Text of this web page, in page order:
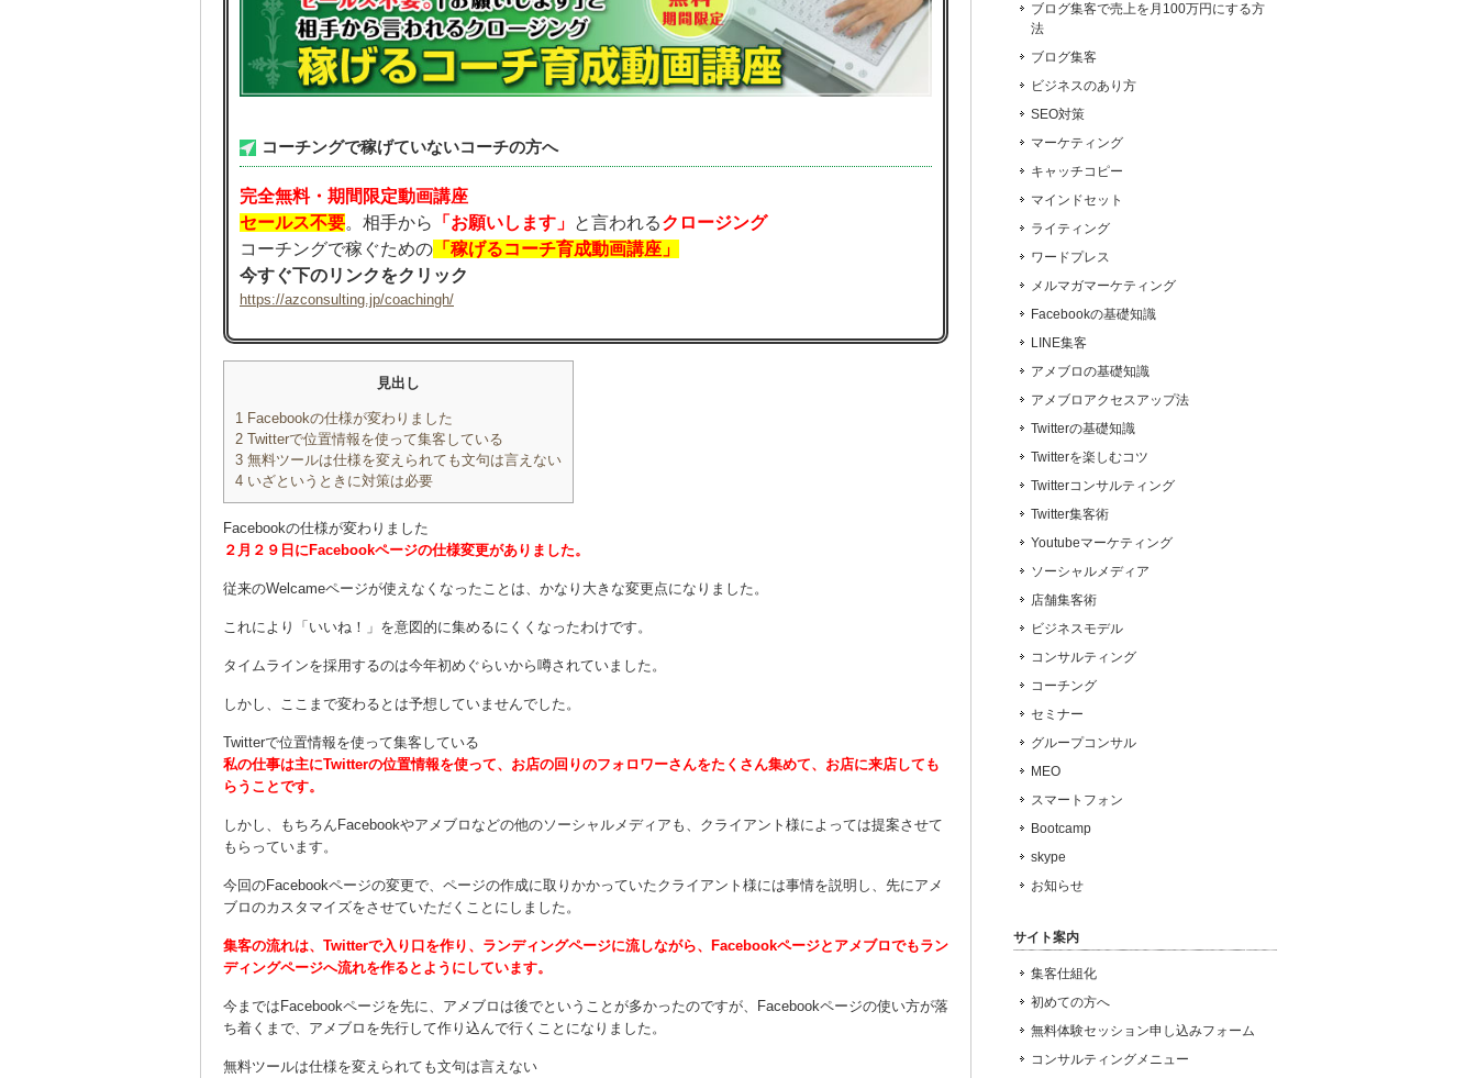
コーチングで稼げていないコーチの方へ
完全無料・期間限定動画講座
セールス不要。相手から 「お願いします」 と言われるクロージング
コーチングで稼ぐための 「稼げるコーチ育成動画講座」
今すぐ下のリンクをクリック
https://azconsulting.jp/coachingh/
見出し
1 Facebookの仕様が変わりました
2 Twitterで位置情報を使って集客している
3 無料ツールは仕様を変えられても文句は言えない
4 いざというときに対策は必要
Facebookの仕様が変わりました
２月２９日にFacebookページの仕様変更がありました。
従来のWelcameページが使えなくなったことは、かなり大きな変更点になりました。
これにより「いいね！」を意図的に集めるにくくなったわけです。
タイムラインを採用するのは今年初めぐらいから噂されていました。
しかし、ここまで変わるとは予想していませんでした。
Twitterで位置情報を使って集客している
私の仕事は主にTwitterの位置情報を使って、お店の回りのフォロワーさんをたくさん集めて、お店に来店しても
らうことです。
しかし、もちろんFacebookやアメブロなどの他のソーシャルメディアも、クライアント様によっては提案させて
もらっています。
今回のFacebookページの変更で、ページの作成に取りかかっていたクライアント様には事情を説明し、先にアメ
ブロのカスタマイズをさせていただくことにしました。
集客の流れは、Twitterで入り口を作り、ランディングページに流しながら、Facebookページとアメブロでもラン
ディングページへ流れを作るとようにしています。
今まではFacebookページを先に、アメブロは後でということが多かったのですが、Facebookページの使い方が落
ち着くまで、アメブロを先行して作り込んで行くことになりました。
無料ツールは仕様を変えられても文句は言えない
ブログ集客で売上を月100万円にする方
法
ブログ集客
ビジネスのあり方
SEO対策
マーケティング
キャッチコピー
マインドセット
ライティング
ワードプレス
メルマガマーケティング
Facebookの基礎知識
LINE集客
アメブロの基礎知識
アメブロアクセスアップ法
Twitterの基礎知識
Twitterを楽しむコツ
Twitterコンサルティング
Twitter集客術
Youtubeマーケティング
ソーシャルメディア
店舗集客術
ビジネスモデル
コンサルティング
コーチング
セミナー
グループコンサル
MEO
スマートフォン
Bootcamp
skype
お知らせ
サイト案内
集客仕組化
初めての方へ
無料体験セッション申し込みフォーム
コンサルティングメニュー